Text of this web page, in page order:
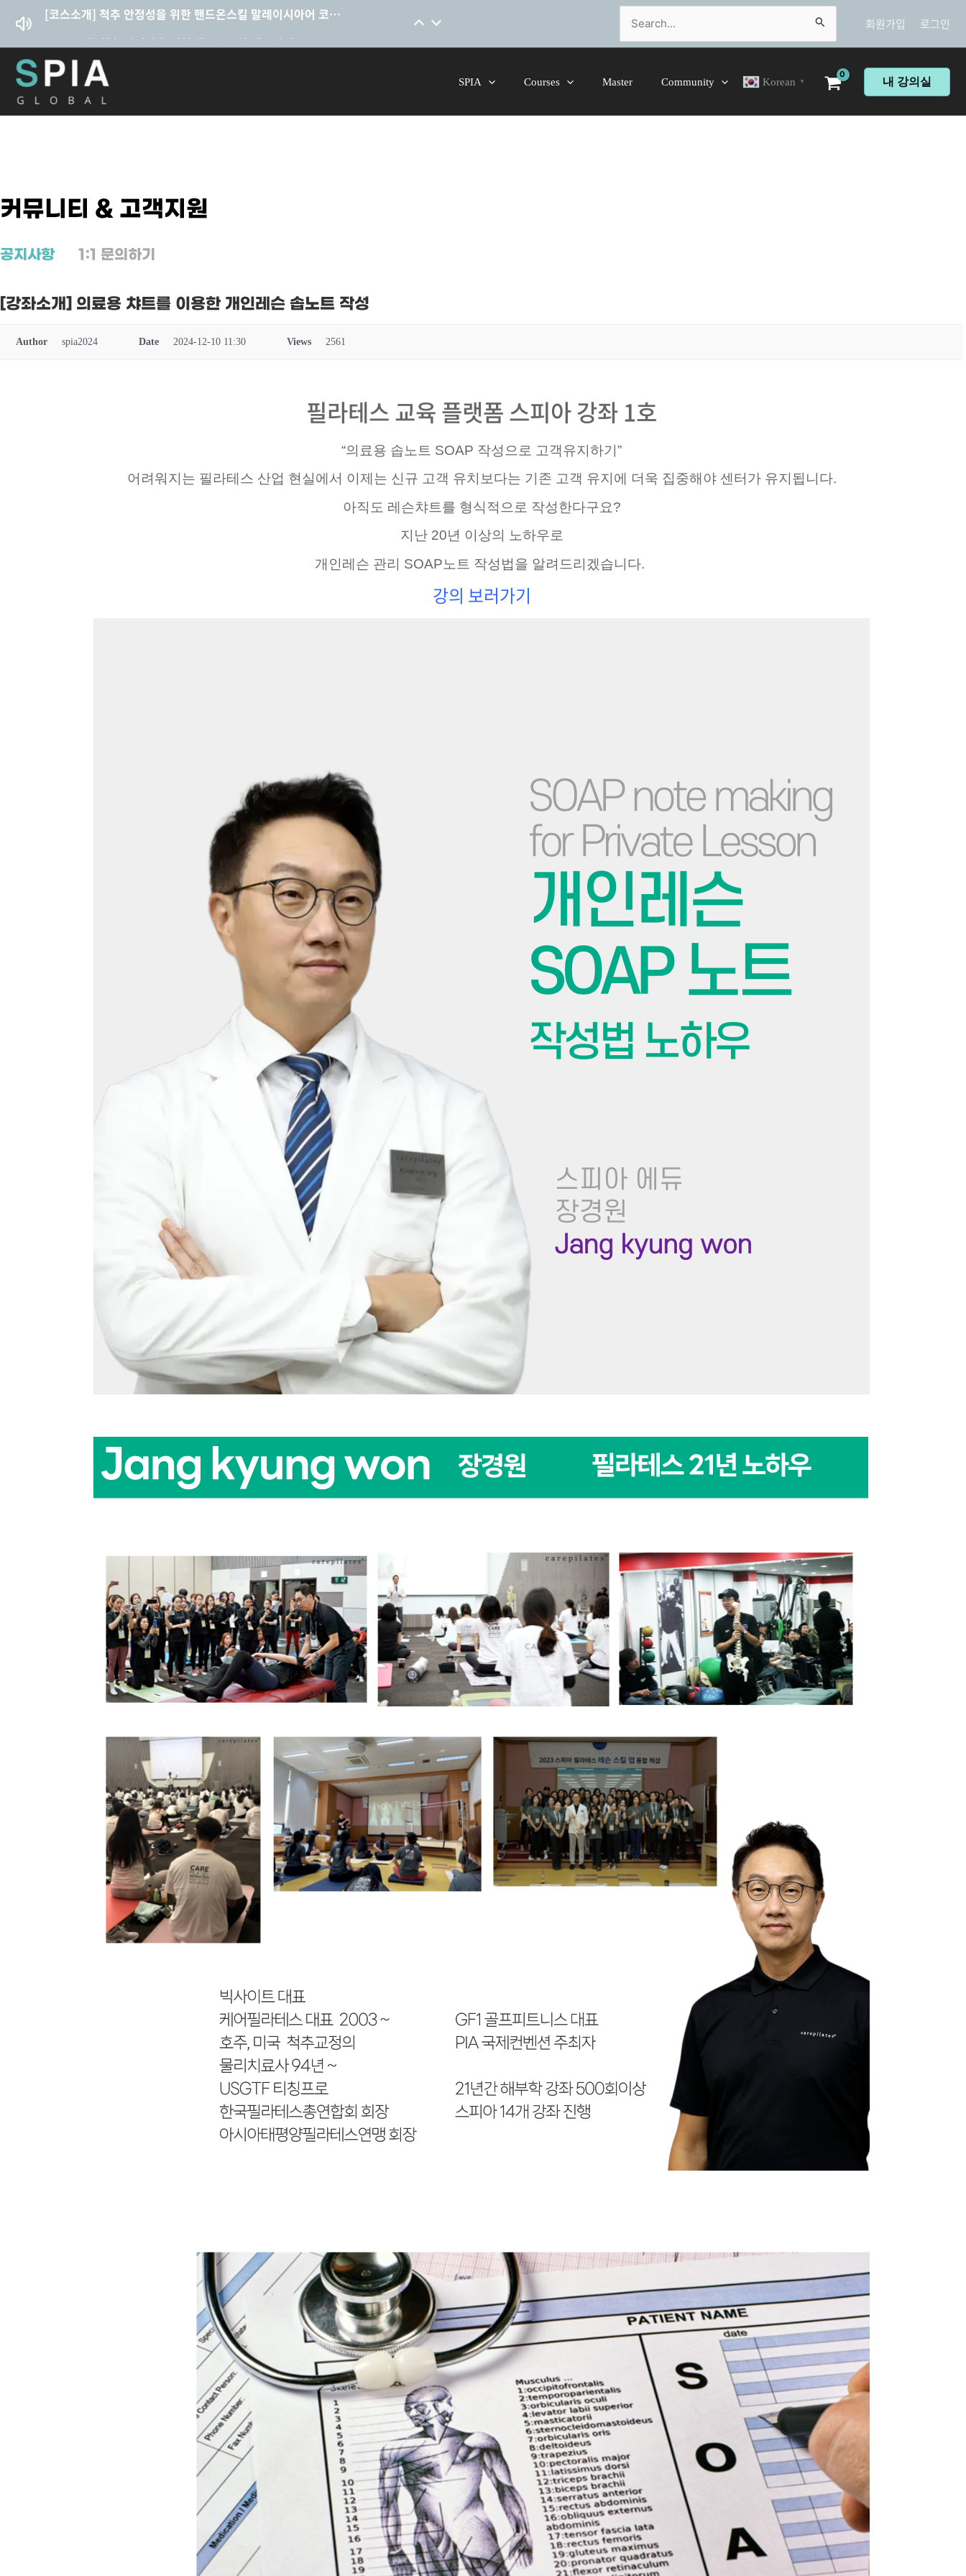
건너뛰기
Search
for:
회원가입 로그인
SPIA Courses Master Community Korean ▼ 내 강의실
커뮤니티 & 고객지원
공지사항 1:1 문의하기
[강좌소개] 의료용 챠트를 이용한 개인레슨 솝노트 작성
Author spia2024 Date 2024-12-10 11:30 Views 2561
필라테스 교육 플랫폼 스피아 강좌 1호
“의료용 솝노트 SOAP 작성으로 고객유지하기”
어려워지는 필라테스 산업 현실에서 이제는 신규 고객 유치보다는 기존 고객 유지에 더욱 집중해야 센터가 유지됩니다.
아직도 레슨챠트를 형식적으로 작성한다구요?
지난 20년 이상의 노하우로
개인레슨 관리 SOAP노트 작성법을 알려드리겠습니다.
강의 보러가기